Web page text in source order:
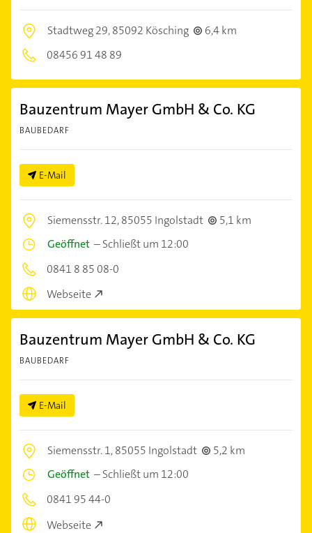
Stadtweg 29,85092 Kösching
6,4 km
08456 91 48 89
Bauzentrum Mayer GmbH & Co. KG
BAUBEDARF
E-Mail
Siemensstr. 12,85055 Ingolstadt
5,1 km
Geöffnet –Schließt um 12:00
0841 8 85 08-0
Webseite
Bauzentrum Mayer GmbH & Co. KG
BAUBEDARF
E-Mail
Siemensstr. 1,85055 Ingolstadt
5,2 km
Geöffnet –Schließt um 12:00
0841 95 44-0
Webseite